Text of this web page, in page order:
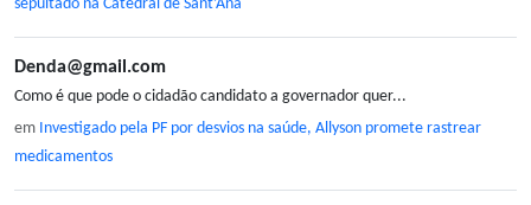
sepultado na Catedral de Sant’Ana
Denda@gmail.com
Como é que pode o cidadão candidato a governador quer...
em Investigado pela PF por desvios na saúde, Allyson promete rastrear
medicamentos